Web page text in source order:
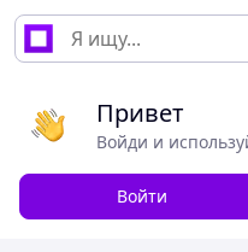
Привет
Войди и
Войти